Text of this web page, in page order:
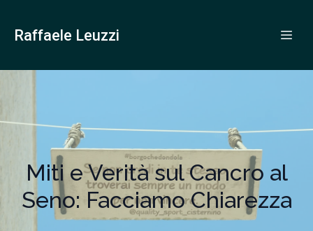
Raffaele Leuzzi
Miti e Verità sul Cancro al
Seno: Facciamo Chiarezza